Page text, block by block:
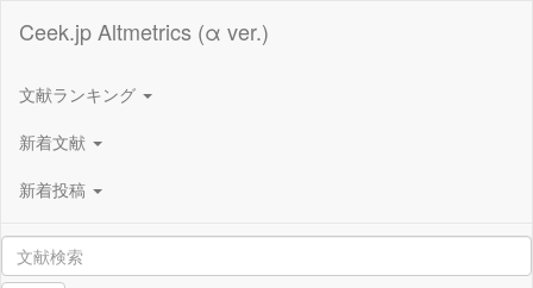
Ceek.jp Altmetrics (α ver.)
文献ランキング
新着文献
新着投稿